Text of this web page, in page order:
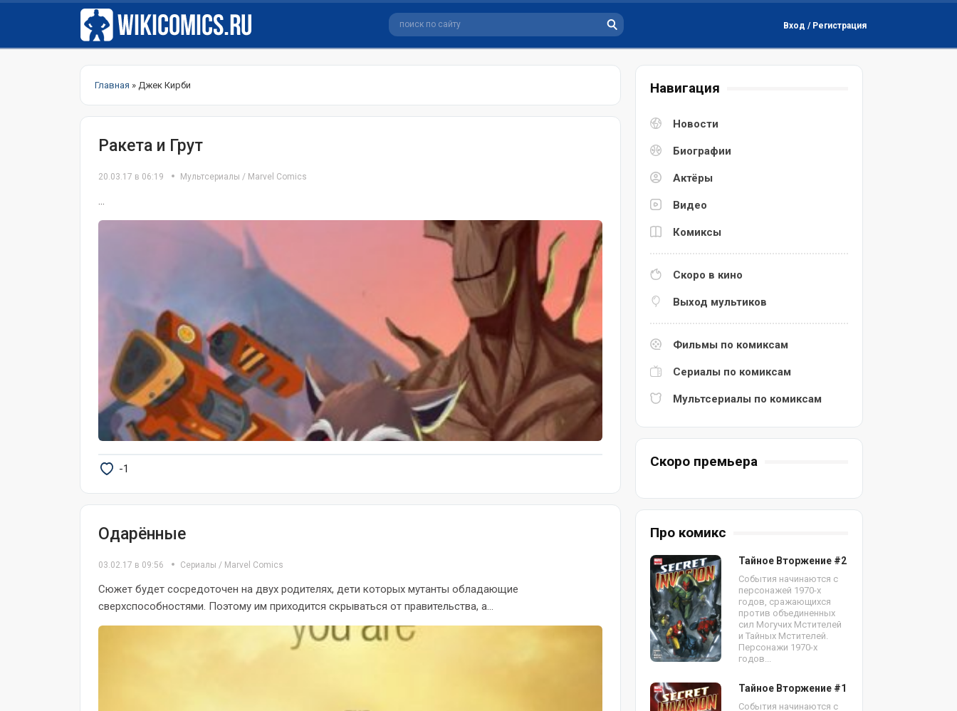
Вход / Регистрация
Главная » Джек Кирби
Ракета и Грут
20.03.17 в 06:19 Мультсериалы / Marvel Comics
...
-1
Одарённые
03.02.17 в 09:56 Сериалы / Marvel Comics
Сюжет будет сосредоточен на двух родителях, дети которых мутанты обладающие
сверхспособностями. Поэтому им приходится скрываться от правительства, а...
Навигация
Новости
Биографии
Актёры
Видео
Комиксы
Скоро в кино
Выход мультиков
Фильмы по комиксам
Сериалы по комиксам
Мультсериалы по комиксам
Скоро премьера
Про комикс
Тайное Вторжение #2
События начинаются с
персонажей 1970-х
годов, сражающихся
против объединенных
сил Могучих Мстителей
и Тайных Мстителей.
Персонажи 1970-х
годов...
Тайное Вторжение #1
События начинаются с